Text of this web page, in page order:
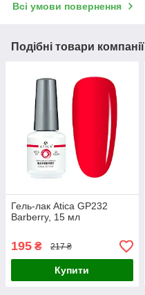
Всі умови повернення
Подібні товари компанії
Гель-лак Atica GP232
Barberry, 15 мл
195 ₴ 217 ₴
Купити